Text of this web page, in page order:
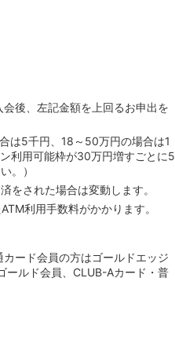
後、 左記金額を上回るお申出を
は5千円、18～50万円の場合は1
利用可能枠が30万円増すごとに5
。）
をされた場合は変動します。
利用手数料がかかります。
ード会員の方はゴールドエッジ
ールド会員、CLUB-Aカード・普